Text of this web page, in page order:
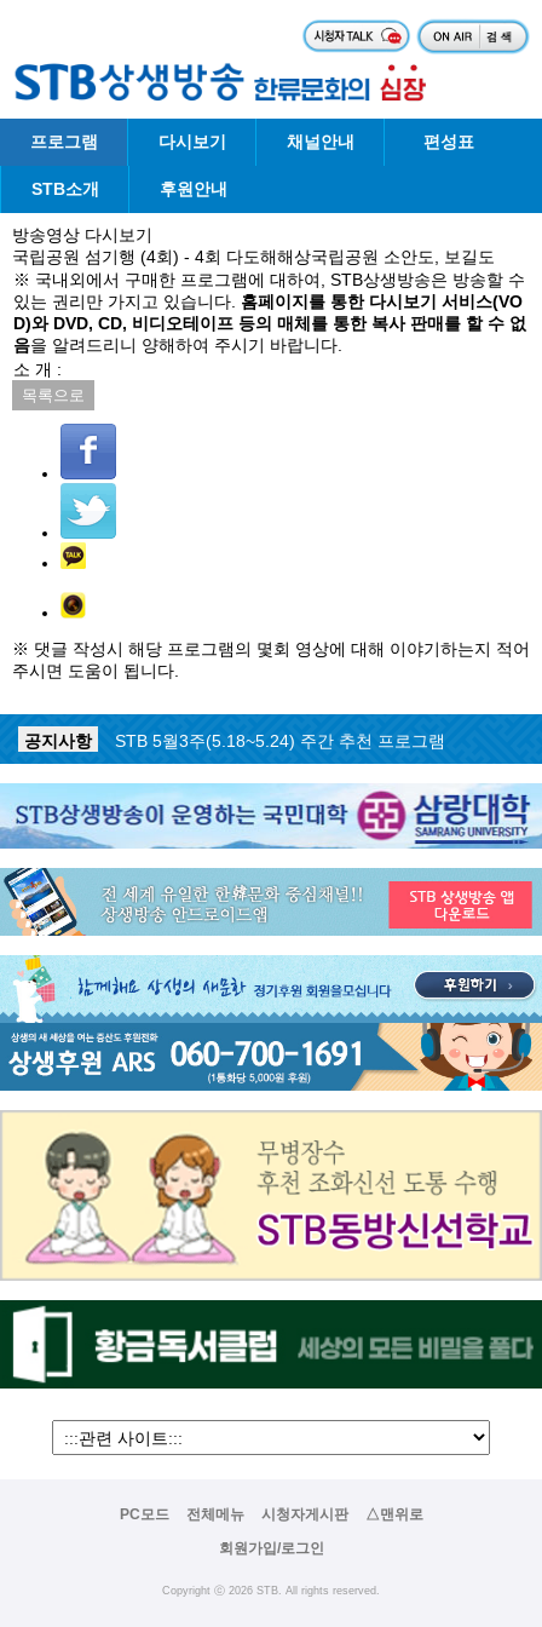
프로그램 다시보기 채널안내 편성표
STB소개 후원안내
방송영상 다시보기
국립공원 섬기행 (4회) - 4회 다도해해상국립공원 소안도, 보길도
※ 국내외에서 구매한 프로그램에 대하여, STB상생방송은 방송할 수
있는 권리만 가지고 있습니다. 홈페이지를 통한 다시보기 서비스(VO
D)와 DVD, CD, 비디오테이프 등의 매체를 통한 복사 판매를 할 수 없
음을 알려드리니 양해하여 주시기 바랍니다.
소 개 :
목록으로
※ 댓글 작성시 해당 프로그램의 몇회 영상에 대해 이야기하는지 적어
주시면 도움이 됩니다.
공지사항 ON AIR 서비스 장애 복구 안내
공지사항
STB 5월4주(5.25~5.31) 주간 추천 프로그램
공지사항
STB 5월3주(5.18~5.24) 주간 추천 프로그램
공지사항
STB 4월마지막주(4.27~5.3) 주간 추천 프로그램
STB 4월4주(4.20~4.26) 주간 추천 프로그램
공지사항
STB 4월2주(4.6~4.12) 주간 추천 프로그램
공지사항
STB 4월1주(3.30~4.5) 주간 추천 프로그램
공지사항
STB 3월4주(3.23~3.29) 주간 추천 프로그램
PC모드 전체메뉴 시청자게시판
△맨위로
회원가입/로그인
Copyright ⓒ 2026 STB. All rights reserved.